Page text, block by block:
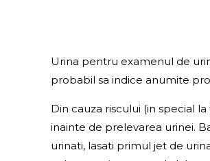
Urina pentru examenul de
probabil sa indice anumite
Din cauza riscului (in special
inainte de prelevarea urinei.
urinati, lasati primul jet de